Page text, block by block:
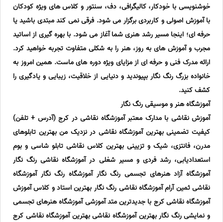
خوشنویسی با خودکار، کالیگرافی، دف، سنتور و کلاس های ویژه کودکان
با آموزش اصولی و کاربردی برگزار می شود. فرقی نمی کند مبتدی باشید یا
حرفه ای؛ اینجا مسیر رشد هنری شما آغاز می شود. با بهره گیری از اساتید
مجرب و آموزش های به روز، هنر را به شکلی متفاوت تجربه خواهید کرد.
ارائه مدرک فنی و حرفه ای از مزایای ویژه دوره های ماست. همین امروز به
خانواده بزرگ رنگ نگار بپیوندید و دنیایی از خلاقیت، زیبایی و یادگیری را
کشف کنید.
آموزشگاه هنر و موسیقی رنگ نگار
آموزش نقاشی با مدارک معتبر آموزشگاه نقاشی در کرج (آدرس + تلفن)
کیفیت تضمینی بهترین آموزشگاه نقاشی در نزدیک من بهترین تابلوهای
مدرن، فانتزی، شیک و تزیینی بهترین کلاس نقاشی تابلو شاسی و بوم
استعدادیابی، رشد فردی و مسیر شغلی در آموزشگاه نقاشی رنگ نگار
آموزشگاه آزاد هنرهای تجسمی رنگ نگار آموزشگاه رنگ نگار آموزشگاه
نقاشی ثمین آرام آموزشگاه نقاشی رنگ نگار بهترین استاد و کلاس آموزش
آموزشگاه نقاشی کرج با جدیدترین متد آموزشی آموزشگاه هنرهای تجسمی
و نمایشی رنگ نگار بهترین آموزشگاه نقاشی بهترین آموزشگاه نقاشی کرج